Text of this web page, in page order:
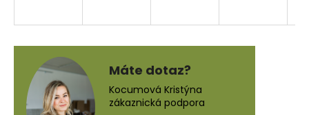
Máte dotaz?
Kocumová Kristýna
zákaznická podpora
s